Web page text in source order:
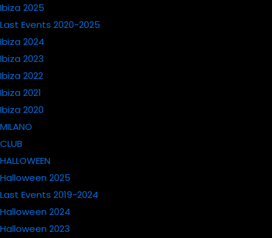
Ibiza 2025
Last Events 2020-2025
Ibiza 2024
Ibiza 2023
Ibiza 2022
Ibiza 2021
Ibiza 2020
MILANO
CLUB
HALLOWEEN
Halloween 2025
Last Events 2019-2024
Halloween 2024
Halloween 2023